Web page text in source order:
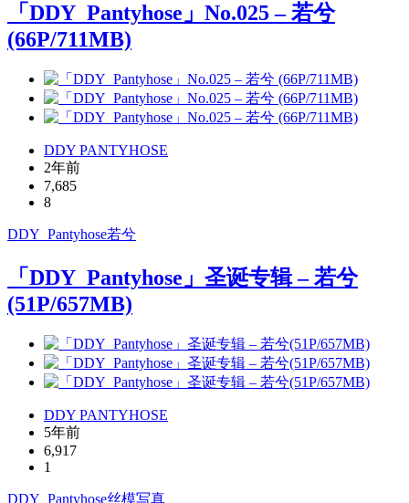
「DDY_Pantyhose」No.025 – 若兮
(66P/711MB)
DDY PANTYHOSE
2年前
7,685
8
DDY_Pantyhose若兮
「DDY_Pantyhose」圣诞专辑 – 若兮
(51P/657MB)
DDY PANTYHOSE
5年前
6,917
1
DDY_Pantyhose丝模写真